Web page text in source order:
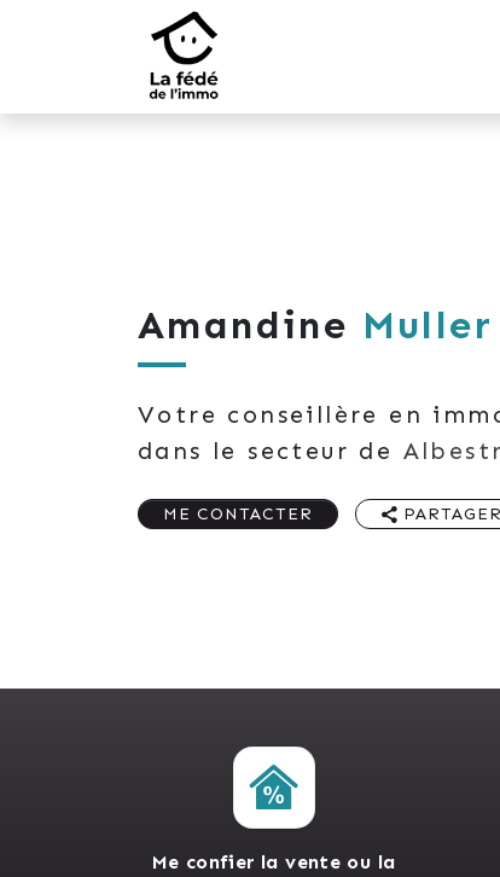
Amandine Muller
Votre conseillère en
dans le secteur de
ME CONTACTER PARTAGER
Me confier la vente ou la